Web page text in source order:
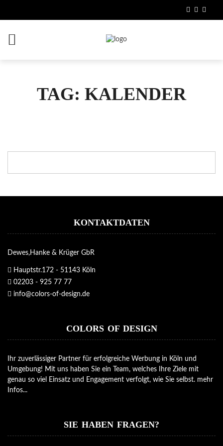
TAG: KALENDER
KONTAKTDATEN
Dewes,Hanke & Krüger GbR
Hauptstr.172 - 51143 Köln
02203 - 925 77 77
info@colors-of-design.de
COLORS OF DESIGN
Ihr zuverlässiger Partner für erfolgreiche Werbung in Köln und
Umgebung! Mit uns haben Sie ein Team, welches Ihre Ziele mit
genau so viel Einsatz und Engagement verfolgt, wie Sie selbst. mehr
Infos...
SIE HABEN FRAGEN?